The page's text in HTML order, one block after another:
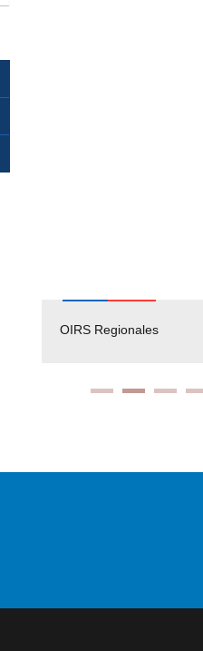
OIRS Regionales